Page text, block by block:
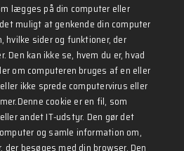
D Video Header
D Teaser Text 2
lægges på din computer eller
muligt at genkende din computer
hvilke sider og funktioner, der
Den kan ikke se, hvem du er, hvad
om computeren bruges af en eller
ikke sprede computervirus eller
cookie er en fil, som
andet IT-udstyr. Den gør det
og samle information om,
besøges med din browser. Den